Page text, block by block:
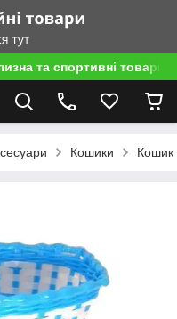
та спортивні товари
Кошики Кошик